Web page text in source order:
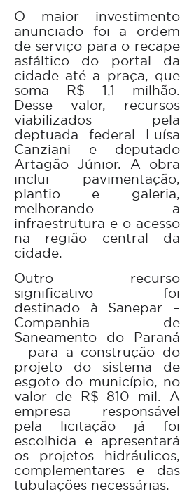
O maior investimento
anunciado foi a ordem
de serviço para o recape
asfáltico do portal da
cidade até a praça, que
soma R$ 1,1 milhão.
Desse valor, recursos
viabilizados pela
deptuada federal Luísa
Canziani e deputado
Artagão Júnior. A obra
inclui pavimentação,
plantio e galeria,
melhorando a
infraestrutura e o acesso
na região central da
cidade.
Outro recurso
significativo foi
destinado à Sanepar –
Companhia de
Saneamento do Paraná
– para a construção do
projeto do sistema de
esgoto do município, no
valor de R$ 810 mil. A
empresa responsável
pela licitação já foi
escolhida e apresentará
os projetos hidráulicos,
complementares e das
tubulações necessárias.